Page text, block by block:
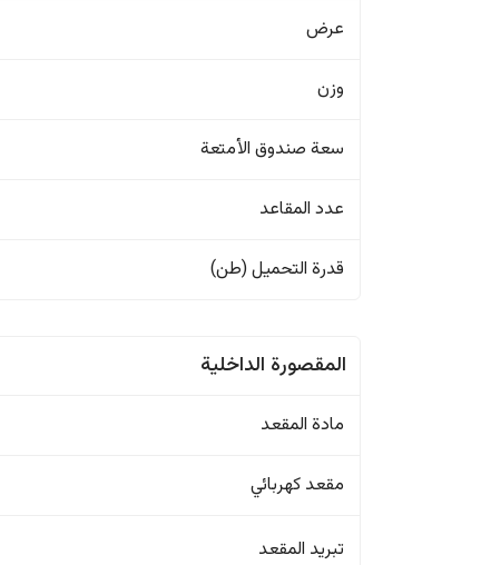
عرض
وزن
سعة صندوق الأمتعة
عدد المقاعد
قدرة التحميل (طن)
المقصورة الداخلية
مادة المقعد
مقعد كهربائي
تبريد المقعد